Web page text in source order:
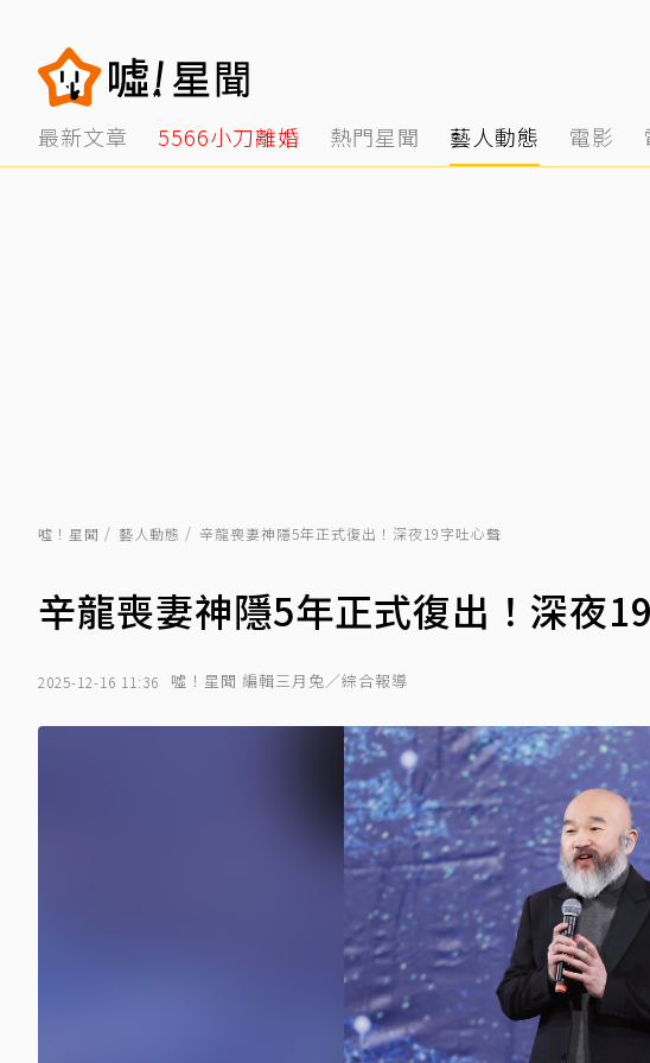
最新文章 5566小刀離婚 熱門星聞 藝人動態 電影
噓！星聞 藝人動態 辛龍喪妻神隱5年正式復出！深夜19字吐心聲
辛龍喪妻神隱5年正式復出！深夜
2025-12-16 11:36 噓！星聞 編輯三月兔／綜合報導